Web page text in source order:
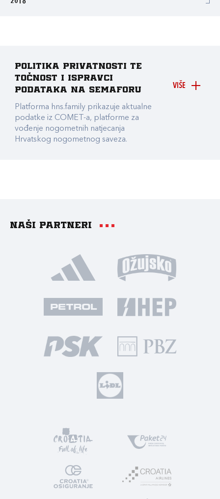
2018
VIŠE
Politika privatnosti te
točnost i ispravci
podataka na Semaforu
Platforma hns.family prikazuje aktualne
podatke iz COMET-a, platforme za
vođenje nogometnih natjecanja
Hrvatskog nogometnog saveza.
Naši partneri